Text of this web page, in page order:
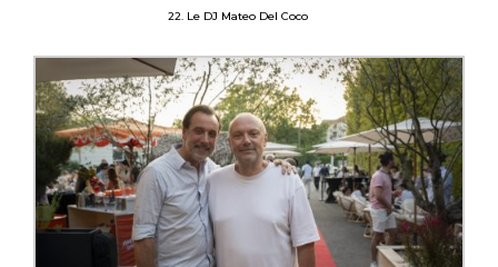
22. Le DJ Mateo Del Coco